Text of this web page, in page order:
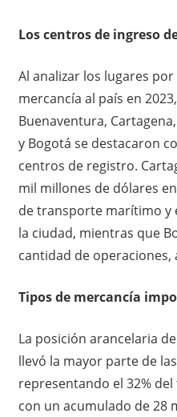
Los centros de ingreso
Al analizar los lugares
mercancía al país en
Buenaventura,
y Bogotá se destacaron
centros de registro.
mil millones de dólares
de transporte marítimo y
la ciudad, mientras que
cantidad de operaciones,
Tipos de mercancía
La posición arancelaria
llevó la mayor parte de
representando el 32%
con un acumulado de 28